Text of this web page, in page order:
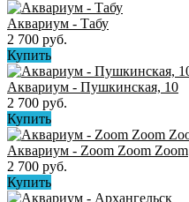
Аквариум - Табу
2 700 руб.
Купить
Аквариум - Пушкинская, 10
2 700 руб.
Купить
Аквариум - Zoom Zoom Zoom
2 700 руб.
Купить